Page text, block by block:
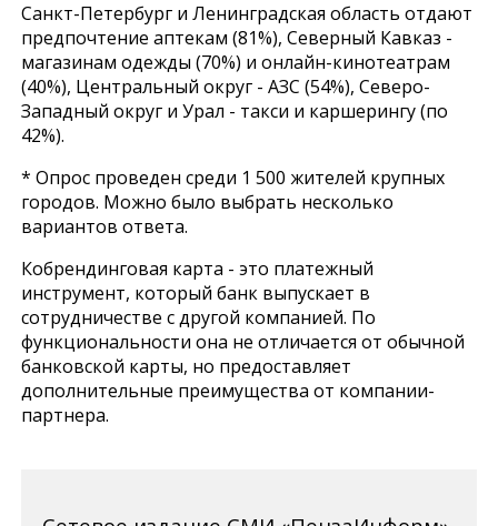
Санкт-Петербург и Ленинградская область отдают
предпочтение аптекам (81%), Северный Кавказ -
магазинам одежды (70%) и онлайн-кинотеатрам
(40%), Центральный округ - АЗС (54%), Северо-
Западный округ и Урал - такси и каршерингу (по
42%).
* Опрос проведен среди 1 500 жителей крупных
городов. Можно было выбрать несколько
вариантов ответа.
Кобрендинговая карта - это платежный
инструмент, который банк выпускает в
сотрудничестве с другой компанией. По
функциональности она не отличается от обычной
банковской карты, но предоставляет
дополнительные преимущества от компании-
партнера.